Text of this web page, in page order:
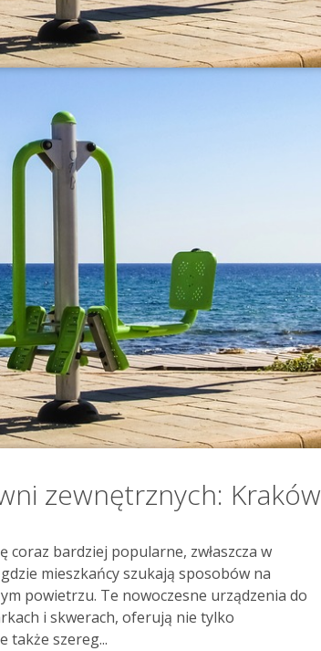
zewnętrznych: Kraków
coraz bardziej popularne, zwłaszcza w
mieszkańcy szukają sposobów na
powietrzu. Te nowoczesne urządzenia do
i skwerach, oferują nie tylko
także szereg...